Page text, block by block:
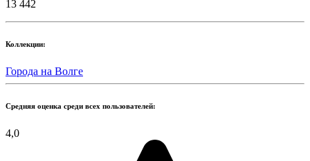
13 442
Коллекции:
Города на Волге
Средняя оценка среди всех пользователей:
4,0